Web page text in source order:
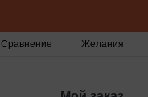
Сравнение Желания